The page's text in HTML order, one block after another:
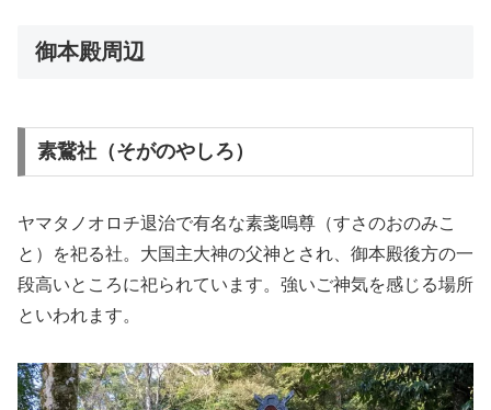
御本殿周辺
素鵞社（そがのやしろ）
ヤマタノオロチ退治で有名な素戔嗚尊（すさのおのみこ
と）を祀る社。大国主大神の父神とされ、御本殿後方の一
段高いところに祀られています。強いご神気を感じる場所
といわれます。